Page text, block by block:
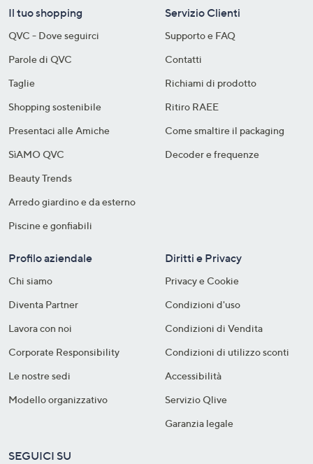
Il tuo shopping
QVC - Dove seguirci
Parole di QVC
Taglie
Shopping sostenibile​
Presentaci alle Amiche
SìAMO QVC
Beauty Trends
Arredo giardino e da esterno
Piscine e gonfiabili
Servizio Clienti
Supporto e FAQ
Contatti
Richiami di prodotto
Ritiro RAEE
Come smaltire il packaging​
Decoder e frequenze​
Profilo aziendale
Chi siamo
Diventa Partner
Lavora con noi
Corporate Responsibility
Le nostre sedi
Modello organizzativo
Diritti e Privacy
Privacy e Cookie
Condizioni d'uso
Condizioni di Vendita
Condizioni di utilizzo sconti
Accessibilità
Servizio Qlive
Garanzia legale
SEGUICI SU